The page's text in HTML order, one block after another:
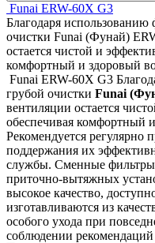
Funai ERW-60X G3
Благодаря использованию
очистки Funai (Фунай)
остается чистой и
комфортный и здоровый
Funai ERW-60X G3
грубой очистки Funai
вентиляции остается
обеспечивая комфортный
Рекомендуется регулярно
поддержания их
службы. Сменные фильтры
приточно-вытяжных
высокое качество,
изготавливаются из
особого ухода при
соблюдении рекомендаций